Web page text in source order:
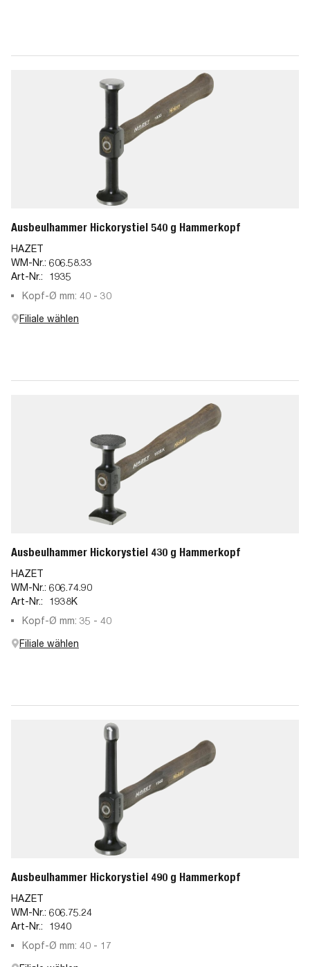
Ausbeulhammer Hickorystiel 540 g Hammerkopf
HAZET
WM-Nr.: 606.58.33
Art-Nr.:
1935
Kopf-Ø mm: 40 - 30
Filiale wählen
Ausbeulhammer Hickorystiel 430 g Hammerkopf
HAZET
WM-Nr.: 606.74.90
Art-Nr.:
1938K
Kopf-Ø mm: 35 - 40
Filiale wählen
Ausbeulhammer Hickorystiel 490 g Hammerkopf
HAZET
WM-Nr.: 606.75.24
Art-Nr.:
1940
Kopf-Ø mm: 40 - 17